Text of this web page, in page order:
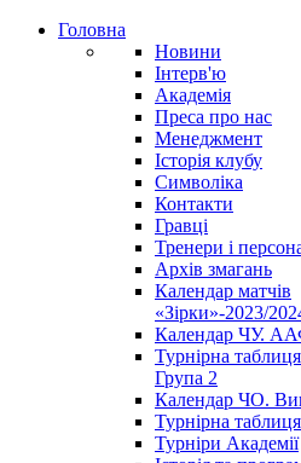
Головна
Новини
Інтерв'ю
Академія
Преса про нас
Менеджмент
Історія клубу
Символіка
Контакти
Гравці
Тренери і
Архів змагань
Календар матчів
«Зірки»-2023/
Календар ЧУ.
Турнірна
Група 2
Календар ЧО.
Турнірна
Турніри Академії